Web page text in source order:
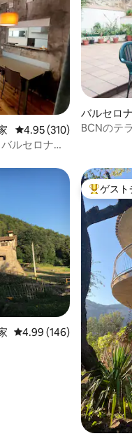
価
レビュー310件、5つ星
4.95 (310)
ルセロナ近
バルセロ
BCNのテ
価
レビュー146件、5つ星
4.99 (146)
大好評の
ゲスト